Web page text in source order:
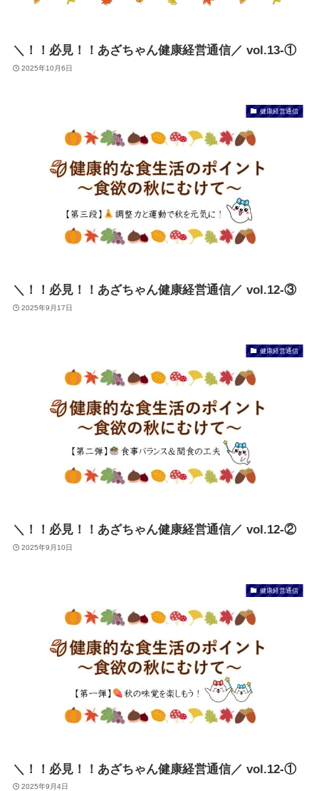
＼！！必見！！あざちゃん健康経営通信／ vol.13-①
2025年10月6日
健康経営通信
＼！！必見！！あざちゃん健康経営通信／ vol.12-③
2025年9月17日
健康経営通信
＼！！必見！！あざちゃん健康経営通信／ vol.12-②
2025年9月10日
健康経営通信
＼！！必見！！あざちゃん健康経営通信／ vol.12-①
2025年9月4日